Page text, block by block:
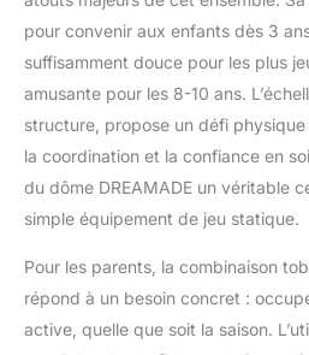
aux
plate-
tissu
au
est
et aux
jeu
fête
idéal
Il peut
pour convenir aux enfants dès 3
suffisamment douce pour les plus
amusante pour les 8-10 ans.
structure, propose un défi
la coordination et la confiance en
du dôme DREAMADE un véritable
simple équipement de jeu statique.
Pour les parents, la combinaison
répond à un besoin concret :
active, quelle que soit la saison.